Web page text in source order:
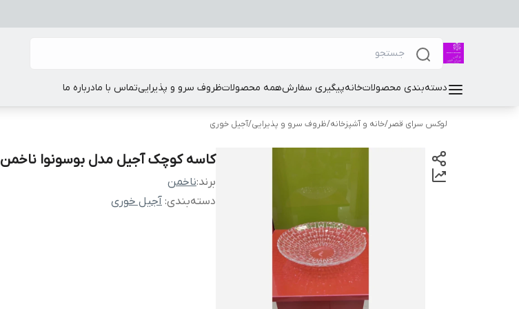
دسته‌بندی محصولاتخانهپیگیری سفارشهمه محصولاتظروف سرو و پذیراییتماس با مادرباره ما
لوکس سرای قصر/خانه و آشپزخانه/ظروف سرو و پذیرایی/آجیل خوری
کاسه کوچک آجیل مدل بوسونوا ناخمن
برند:ناخمن
دسته‌بندی: آجیل خوری